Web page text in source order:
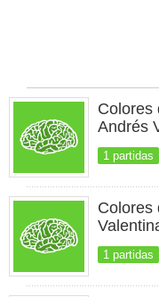
Colores
Andrés
1 partidas
Colores
1 partidas